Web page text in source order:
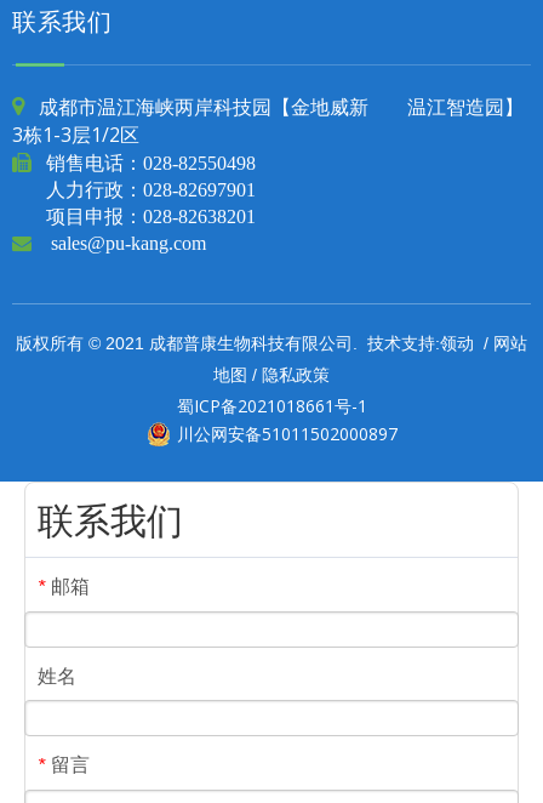
联系我们

成都市温江海峡两岸科技园【金地威新 温江智造园】
3栋1-3层1/2区
 销售电话： 028-82550498
人力行政：028-82697901
项目申报：028-82638201
 sales@pu-kang.com
版权所有 © 2021 成都普康生物科技有限公司. 技术支持:领动 / 网站
地图 / 隐私政策
蜀ICP备2021018661号-1
川公网安备51011502000897
联系我们
* 邮箱
姓名
* 留言